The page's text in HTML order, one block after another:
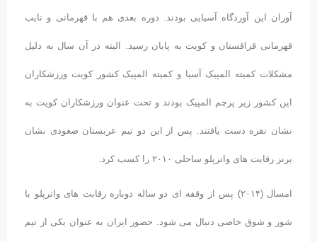
آوران این آوردگاه آسیایی بودند. دوره بعدی هم با قهرمانی و نایب
قهرمانی قزاقستان و کویت به پایان رسید. البته در آن سال به دلیل
مشکلات کمیته المپیک آسیا و کمیته المپیک کشور کویت ورزشکاران
این کشور زیر پرچم المپیک بودند و تحت عنوان ورزشکاران کویت به
نشان نقره دست یافتند. پس از این دو تیم عربستان صعودی نشان
برنز رقابت های واترپلو ساحلی ۲۰۱۰ را کسب کرد.
امسال (۲۰۱۴) پس از وقفه ای دو ساله دوباره رقابت های واترپلو با
شور و شوق خاصی دنبال می شود. حضور ایران به عنوان یکی از تیم